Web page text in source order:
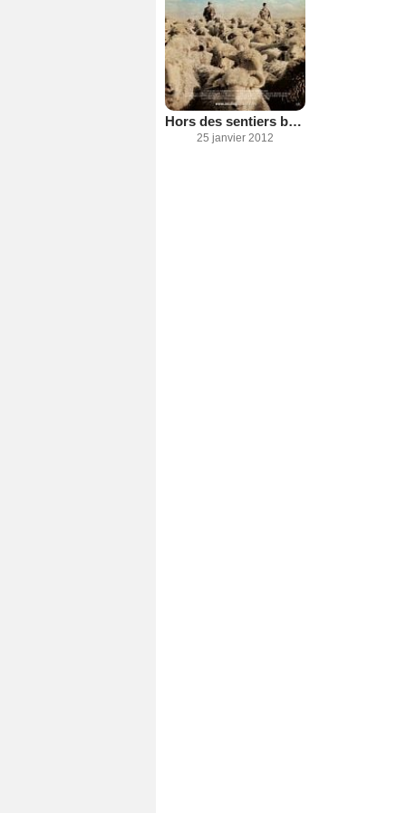
Hors des sentiers battus
25 janvier 2012